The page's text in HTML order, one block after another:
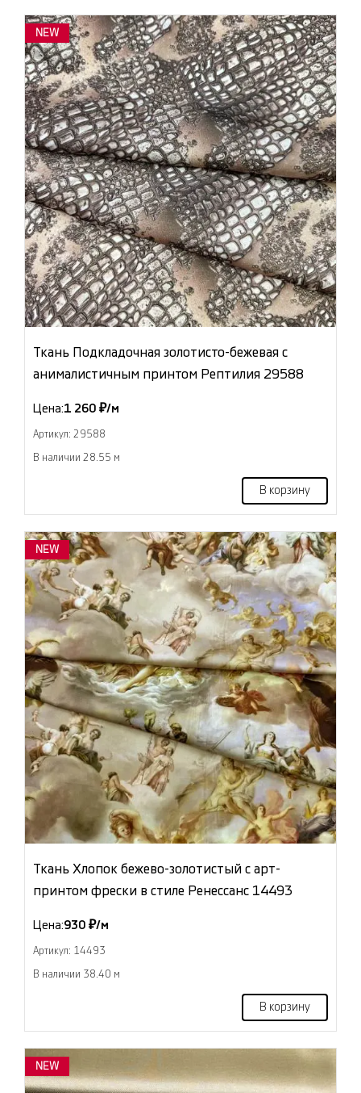
NEW
Ткань Подкладочная золотисто-бежевая с
анималистичным принтом Рептилия 29588
Цена:1 260 ₽/м
Артикул: 29588
В наличии 28.55 м
В корзину
NEW
Ткань Хлопок бежево-золотистый с арт-
принтом фрески в стиле Ренессанс 14493
Цена:930 ₽/м
Артикул: 14493
В наличии 38.40 м
В корзину
NEW